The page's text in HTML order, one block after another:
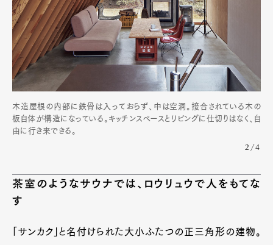
木造屋根の内部に鉄骨は入っておらず、中は空洞。接合されている木の
板自体が構造になっている。キッチンスペースとリビングに仕切りはなく、自
由に行き来できる。
2/4
茶室のようなサウナでは、ロウリュウで人をもてな
す
「サンカク」と名付けられた大小ふたつの正三角形の建物。